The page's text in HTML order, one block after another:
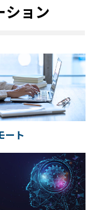
ション
ート